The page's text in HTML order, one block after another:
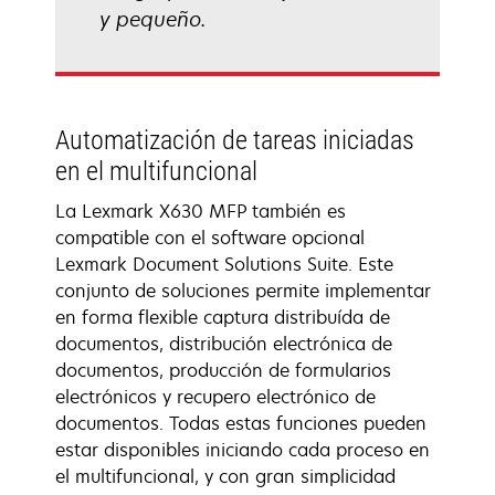
y pequeño.
Automatización de tareas iniciadas
en el multifuncional
La Lexmark X630 MFP también es
compatible con el software opcional
Lexmark Document Solutions Suite. Este
conjunto de soluciones permite implementar
en forma flexible captura distribuída de
documentos, distribución electrónica de
documentos, producción de formularios
electrónicos y recupero electrónico de
documentos. Todas estas funciones pueden
estar disponibles iniciando cada proceso en
el multifuncional, y con gran simplicidad